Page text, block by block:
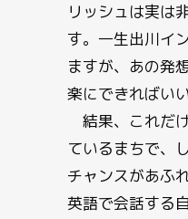
リッシュは実は
す。一生出川イ
ますが、あの発
楽にできればい
結果、これだ
ているまちで、
チャンスがあふ
英語で会話する